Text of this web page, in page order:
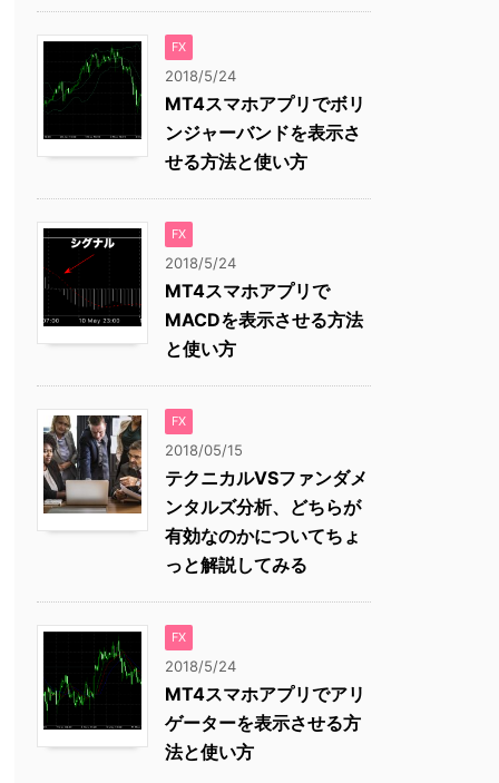
FX
2018/5/24
MT4スマホアプリでボリ
ンジャーバンドを表示さ
せる方法と使い方
FX
2018/5/24
MT4スマホアプリで
MACDを表示させる方法
と使い方
FX
2018/05/15
テクニカルVSファンダメ
ンタルズ分析、どちらが
有効なのかについてちょ
っと解説してみる
FX
2018/5/24
MT4スマホアプリでアリ
ゲーターを表示させる方
法と使い方